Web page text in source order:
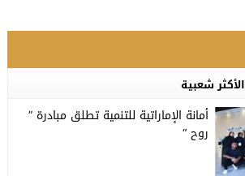
الأكثر شعبية
أمانة الإماراتية للتنمية تطلق مبادرة ”
روح “